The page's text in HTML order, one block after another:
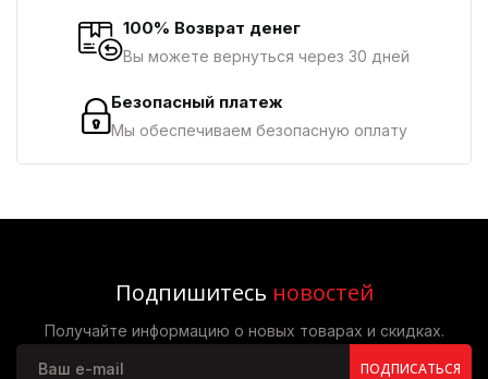
100% Возврат денег
Вы можете вернуться через 30 дней
Безопасный платеж
Мы обеспечиваем безопасную оплату
Подпишитесь новостей
Получайте информацию о новых товарах и скидках.
ПОДПИСАТЬСЯ